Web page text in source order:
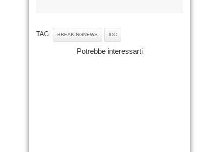
TAG: BREAKINGNEWS IDC
Potrebbe interessarti